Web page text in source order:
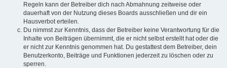
Regeln kann der Betreiber dich nach Abmahnung zeitweise oder
dauerhaft von der Nutzung dieses Boards ausschließen und dir ein
Hausverbot erteilen.
Du nimmst zur Kenntnis, dass der Betreiber keine Verantwortung für die
Inhalte von Beiträgen übernimmt, die er nicht selbst erstellt hat oder die
er nicht zur Kenntnis genommen hat. Du gestattest dem Betreiber, dein
Benutzerkonto, Beiträge und Funktionen jederzeit zu löschen oder zu
sperren.